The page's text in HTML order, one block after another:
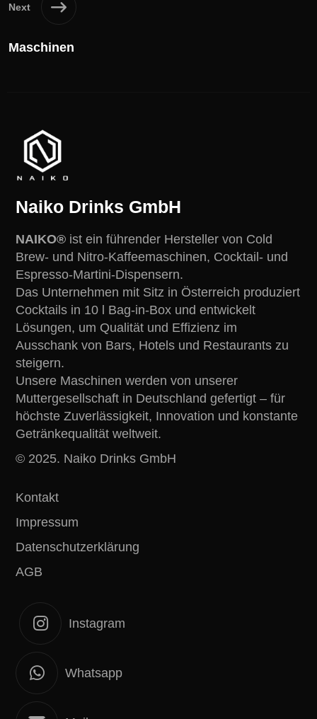
Next
Maschinen
Naiko Drinks GmbH
NAIKO® ist ein führender Hersteller von Cold
Brew- und Nitro-Kaffeemaschinen, Cocktail- und
Espresso-Martini-Dispensern.
Das Unternehmen mit Sitz in Österreich produziert
Cocktails in 10 l Bag-in-Box und entwickelt
Lösungen, um Qualität und Effizienz im
Ausschank von Bars, Hotels und Restaurants zu
steigern.
Unsere Maschinen werden von unserer
Muttergesellschaft in Deutschland gefertigt – für
höchste Zuverlässigkeit, Innovation und konstante
Getränkequalität weltweit.
© 2025. Naiko Drinks GmbH
Kontakt
Impressum
Datenschutzerklärung
AGB
Instagram
Whatsapp